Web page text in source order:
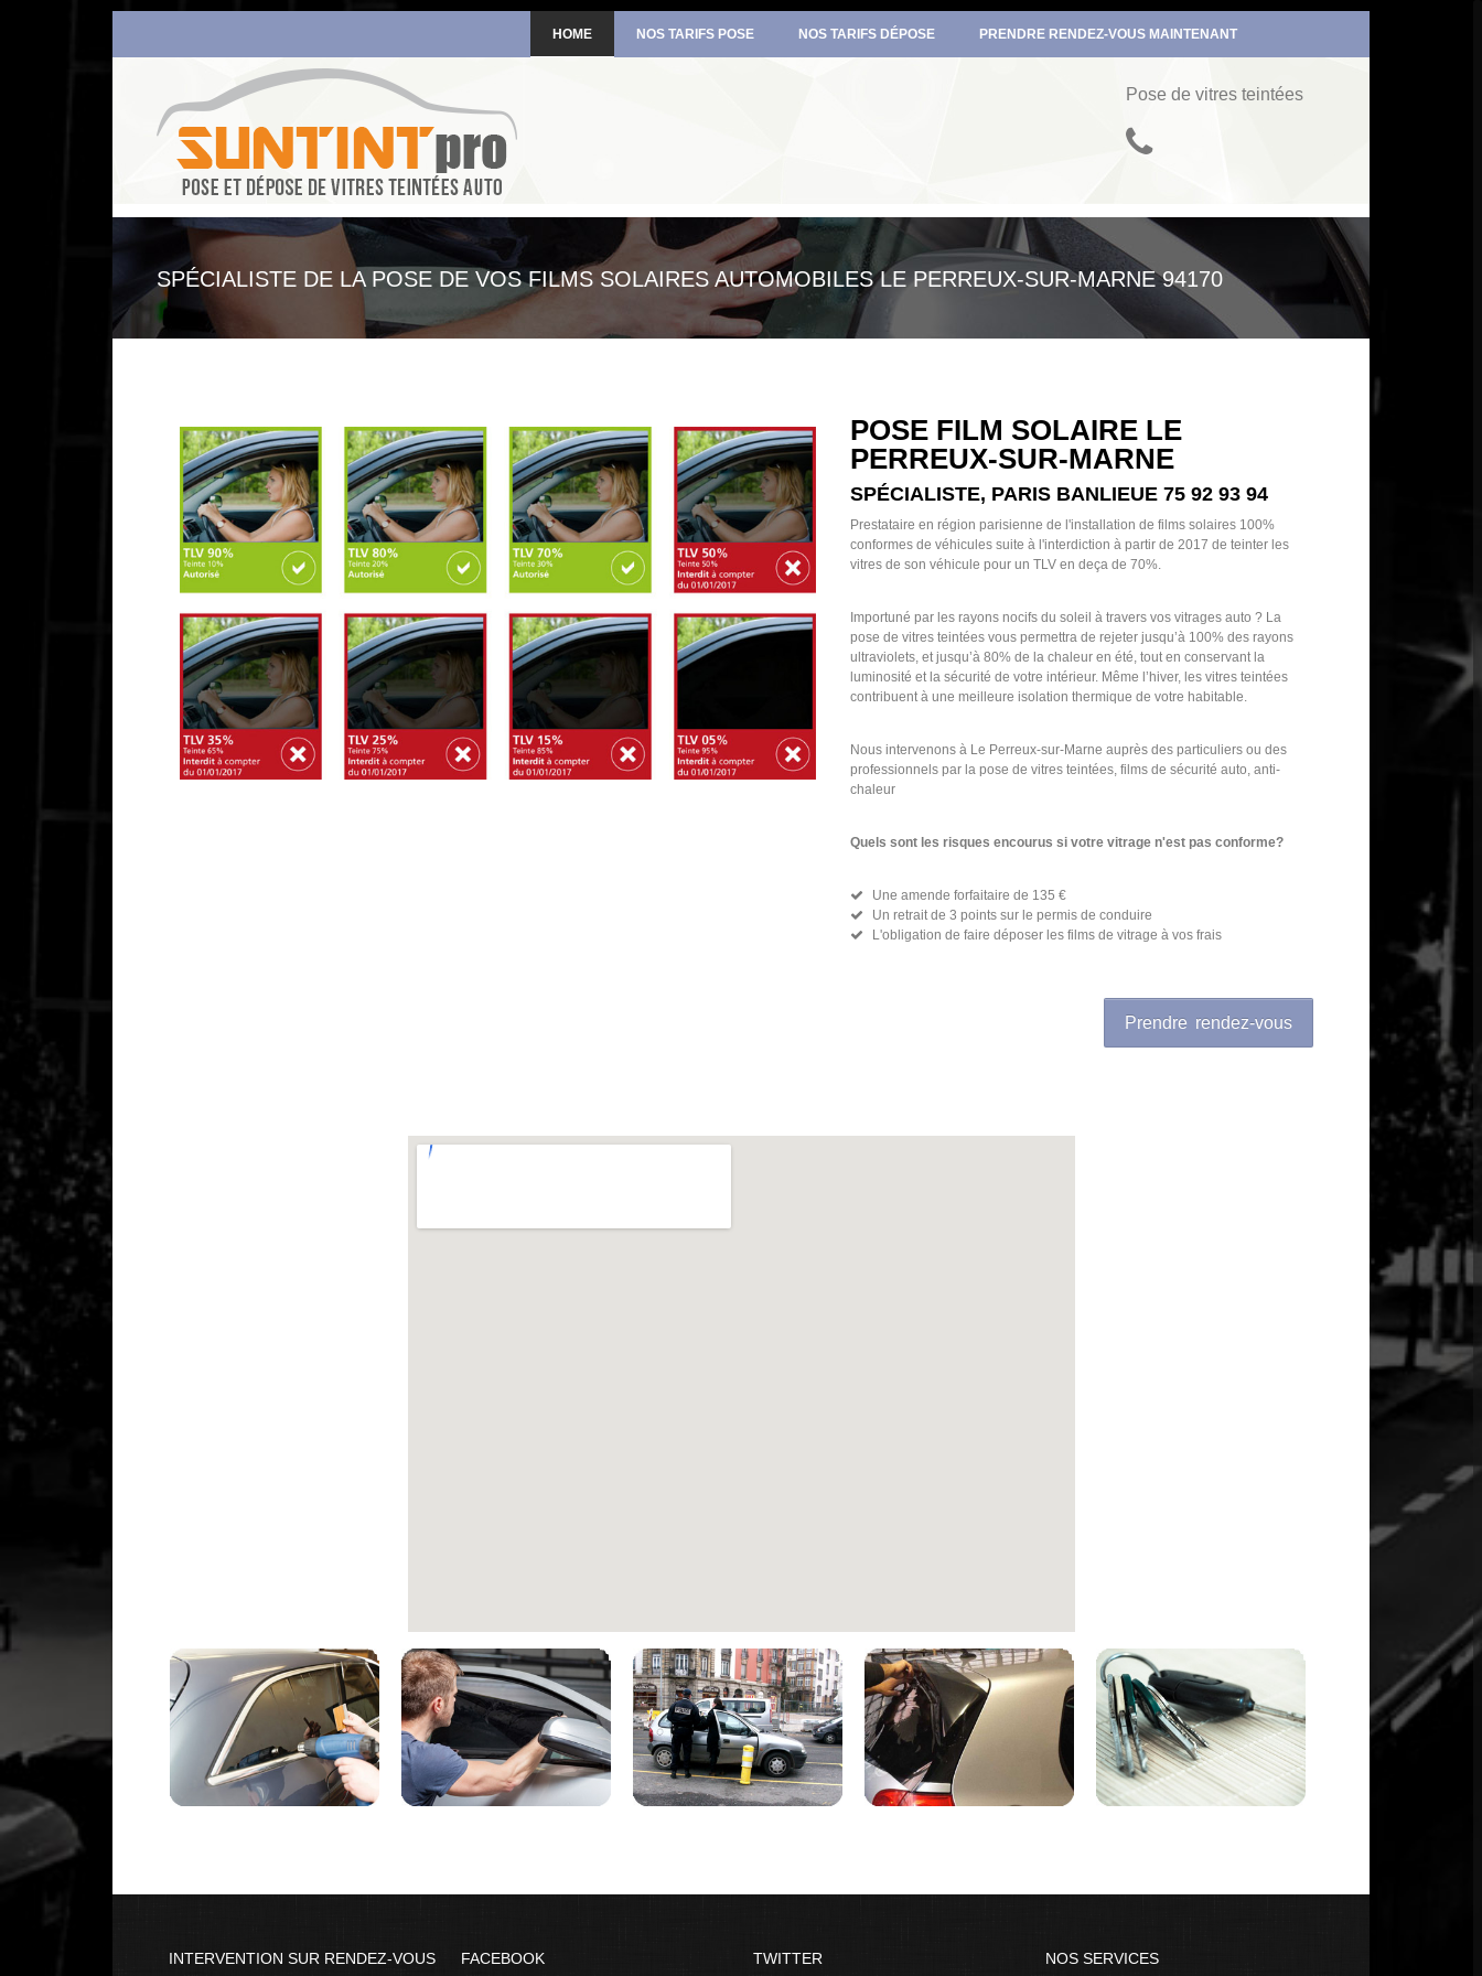
HOME NOS TARIFS POSE NOS TARIFS DÉPOSE PRENDRE RENDEZ-VOUS MAINTENANT
Pose de vitres teintées
SPÉCIALISTE DE LA POSE DE VOS FILMS SOLAIRES AUTOMOBILES LE PERREUX-SUR-MARNE 94170
POSE FILM SOLAIRE LE
PERREUX-SUR-MARNE
SPÉCIALISTE, PARIS BANLIEUE 75 92 93 94
Prestataire en région parisienne de l'installation de films solaires 100%
conformes de véhicules suite à l'interdiction à partir de 2017 de teinter les
vitres de son véhicule pour un TLV en deça de 70%.
Importuné par les rayons nocifs du soleil à travers vos vitrages auto ? La
pose de vitres teintées vous permettra de rejeter jusqu’à 100% des rayons
ultraviolets, et jusqu’à 80% de la chaleur en été, tout en conservant la
luminosité et la sécurité de votre intérieur. Même l’hiver, les vitres teintées
contribuent à une meilleure isolation thermique de votre habitable.
Nous intervenons à Le Perreux-sur-Marne auprès des particuliers ou des
professionnels par la pose de vitres teintées, films de sécurité auto, anti-
chaleur
Quels sont les risques encourus si votre vitrage n'est pas conforme?
Une amende forfaitaire de 135 €
Un retrait de 3 points sur le permis de conduire
L'obligation de faire déposer les films de vitrage à vos frais
Prendre rendez-vous
INTERVENTION SUR RENDEZ-VOUS FACEBOOK TWITTER NOS SERVICES